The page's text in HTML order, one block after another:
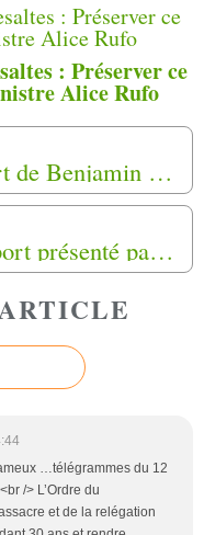
: Préserver ce
Alice Rufo
Communiqué sur le rapport de Benjamin Stora de " l'Association Nationale Ajir Pour les Harkis"
Communiqué suite au rapport présenté par Benjamin Stora du "Mouvement Harki Grand Sud "
…télégrammes du 12
/> L’Ordre du
et de la relégation